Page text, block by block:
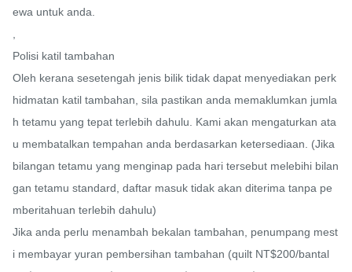
ewa untuk anda.
,
Polisi katil tambahan
Oleh kerana sesetengah jenis bilik tidak dapat menyediakan perk
hidmatan katil tambahan, sila pastikan anda memaklumkan jumla
h tetamu yang tepat terlebih dahulu. Kami akan mengaturkan ata
u membatalkan tempahan anda berdasarkan ketersediaan. (Jika
bilangan tetamu yang menginap pada hari tersebut melebihi bilan
gan tetamu standard, daftar masuk tidak akan diterima tanpa pe
mberitahuan terlebih dahulu)
Jika anda perlu menambah bekalan tambahan, penumpang mest
i membayar yuran pembersihan tambahan (quilt NT$200/bantal